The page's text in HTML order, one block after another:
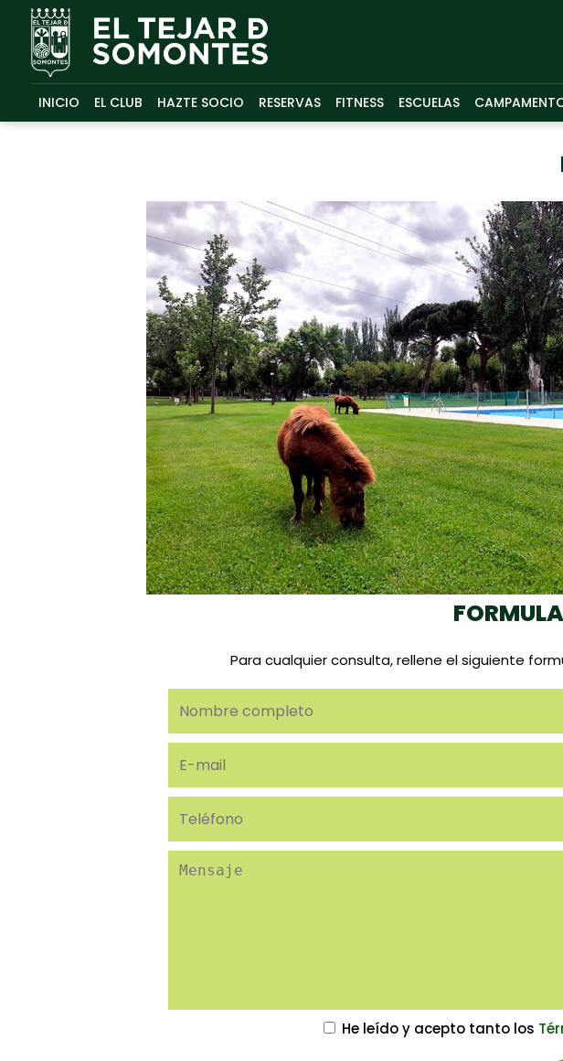
INICIO EL CLUB HAZTE SOCIO RESERVAS FITNESS ESCUELAS
Para cualquier consulta, rellene el siguiente
He leído y acepto tanto los